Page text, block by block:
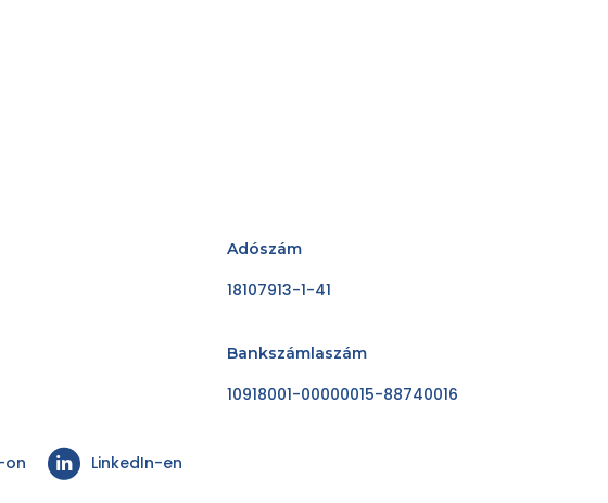
Adószám
18107913-1-41
Bankszámlaszám
10918001-00000015-88740016
on LinkedIn-en